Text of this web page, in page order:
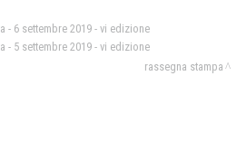
- 6 settembre 2019 - vi edizione
- 5 settembre 2019 - vi edizione
rassegna stampa